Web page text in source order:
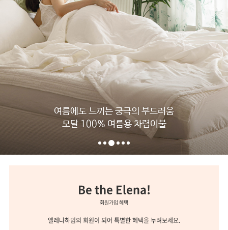
여름에도 느끼는 궁극의 부드러움
모달 100% 여름용 차렵이불
Be the Elena!
회원가입 혜택
엘레나하임의 회원이 되어 특별한 혜택을 누려보세요.